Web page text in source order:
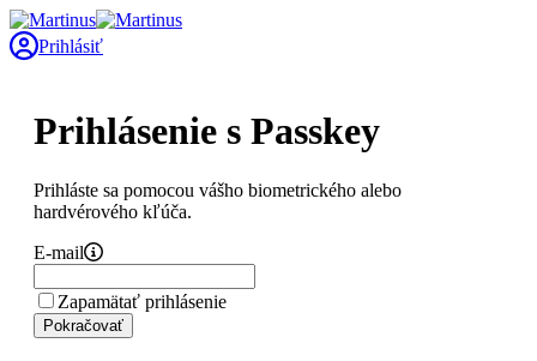
Prihlásiť
Prihlásenie s Passkey
Prihláste sa pomocou vášho biometrického alebo
hardvérového kľúča.
E-mail
Zapamätať prihlásenie
Pokračovať